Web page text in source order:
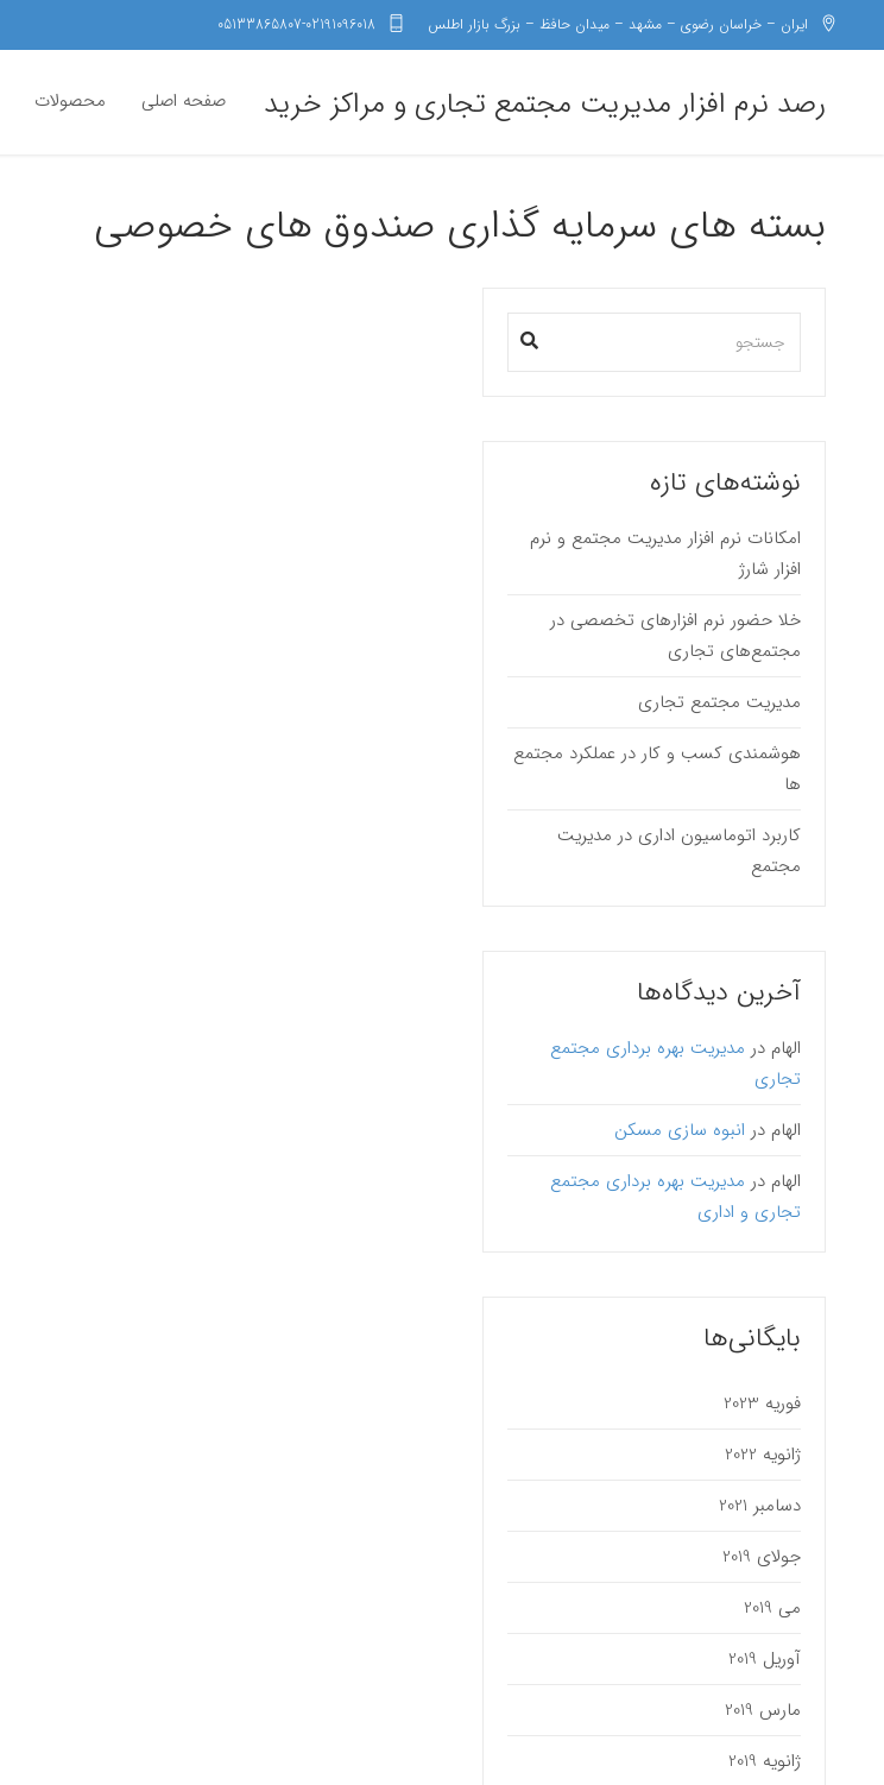
ایران – خراسان رضوی – مشهد – میدان حافظ – بزرگ بازار اطلس 05133865807-02191096018
رصد نرم افزار مدیریت مجتمع تجاری و مراکز خرید صفحه اصلی محصولات
بسته های سرمایه گذاری صندوق های خصوصی
نوشته‌های تازه
امکانات نرم افزار مدیریت مجتمع و نرم
افزار شارژ
خلا حضور نرم افزارهای تخصصی در
مجتمع‌های تجاری
مدیریت مجتمع تجاری
هوشمندی کسب و کار در عملکرد مجتمع
ها
کاربرد اتوماسیون اداری در مدیریت
مجتمع
آخرین دیدگاه‌ها
الهام در مدیریت بهره برداری مجتمع
تجاری
الهام در انبوه سازی مسکن
الهام در مدیریت بهره برداری مجتمع
تجاری و اداری
بایگانی‌ها
فوریه 2023
ژانویه 2022
دسامبر 2021
جولای 2019
می 2019
آوریل 2019
مارس 2019
ژانویه 2019